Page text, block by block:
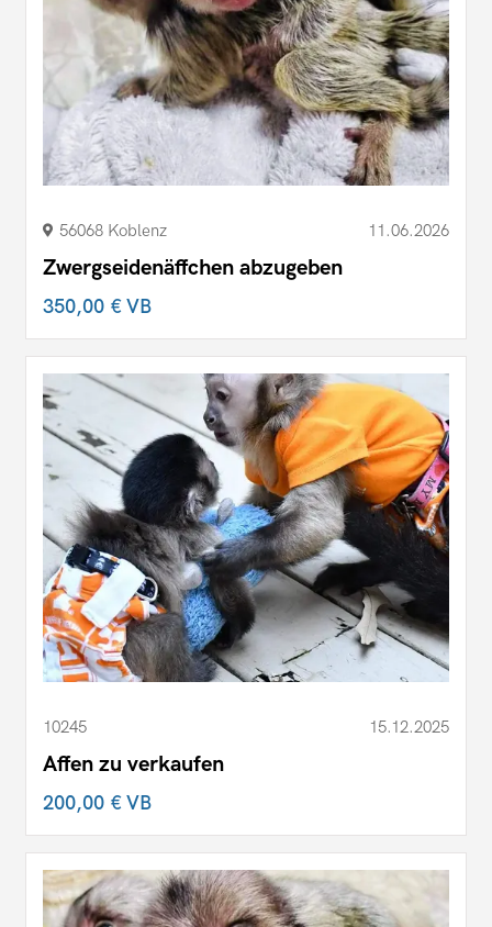
56068 Koblenz 11.06.2026
Zwergseidenäffchen abzugeben
350,00 €VB
10245 15.12.2025
Affen zu verkaufen
200,00 €VB